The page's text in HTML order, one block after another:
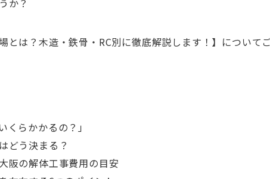
か？
とは？木造・鉄骨・RC別に徹底解説します！】について
らかかるの？」
どう決まる？
阪の解体工事費用の目安